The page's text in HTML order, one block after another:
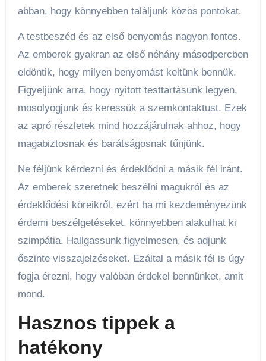
abban, hogy könnyebben találjunk közös pontokat.
A testbeszéd és az első benyomás nagyon fontos.
Az emberek gyakran az első néhány másodpercben
eldöntik, hogy milyen benyomást keltünk bennük.
Figyeljünk arra, hogy nyitott testtartásunk legyen,
mosolyogjunk és keressük a szemkontaktust. Ezek
az apró részletek mind hozzájárulnak ahhoz, hogy
magabiztosnak és barátságosnak tűnjünk.
Ne féljünk kérdezni és érdeklődni a másik fél iránt.
Az emberek szeretnek beszélni magukról és az
érdeklődési köreikről, ezért ha mi kezdeményezünk
érdemi beszélgetéseket, könnyebben alakulhat ki
szimpátia. Hallgassunk figyelmesen, és adjunk
őszinte visszajelzéseket. Ezáltal a másik fél is úgy
fogja érezni, hogy valóban érdekel bennünket, amit
mond.
Hasznos tippek a
hatékony